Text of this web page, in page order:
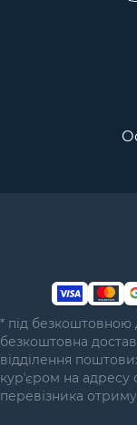
* під безкоштовною
безкоштовна
відділення
курʼєром на
перевізника